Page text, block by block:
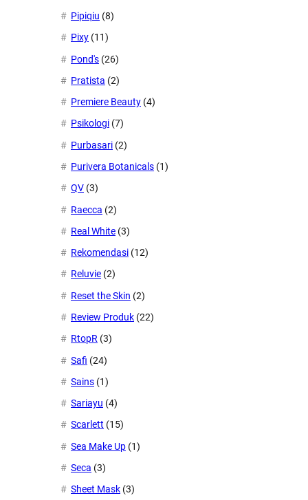
Pipiqiu (8)
Pixy (11)
Pond's (26)
Pratista (2)
Premiere Beauty (4)
Psikologi (7)
Purbasari (2)
Purivera Botanicals (1)
QV (3)
Raecca (2)
Real White (3)
Rekomendasi (12)
Reluvie (2)
Reset the Skin (2)
Review Produk (22)
RtopR (3)
Safi (24)
Sains (1)
Sariayu (4)
Scarlett (15)
Sea Make Up (1)
Seca (3)
Sheet Mask (3)